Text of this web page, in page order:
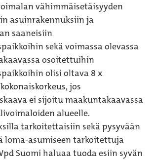
vähimmäisetäisyyden
asuinrakennuksiin ja
saaneisiin
sekä voimassa olevassa
osoitettuihin
olisi oltava 8 x
jos
ei sijoitu maakuntakaavassa
alueelle.
tarkoitettaisiin sekä pysyvään
loma-asumiseen tarkoitettuja
Suomi haluaa tuoda esiin syvän